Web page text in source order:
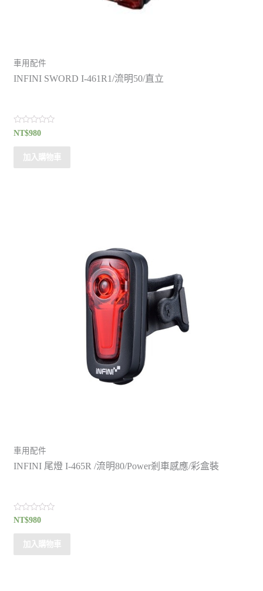
車用配件
INFINI SWORD I-461R1/流明50/直立
評
0
5
NT$980
加入購物車
車用配件
INFINI 尾燈 I-465R /流明80/Power剎車感應/彩盒裝
評
0
5
NT$980
加入購物車